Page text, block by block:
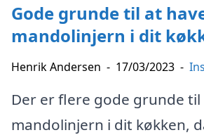
Gode grunde til at
mandolinjern i dit
Henrik Andersen - 17/03/2023 -
Der er flere gode grunde til
mandolinjern i dit køkken,